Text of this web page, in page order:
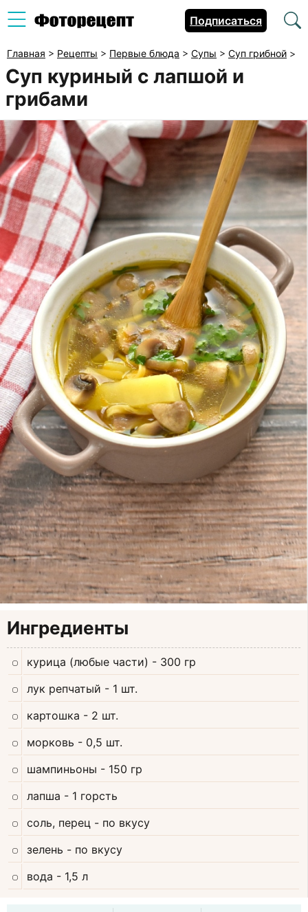
Подписаться
Главная > Рецепты > Первые блюда > Супы > Суп грибной >
Суп куриный с лапшой и
грибами
Ингредиенты
курица (любые части) - 300 гр
лук репчатый - 1 шт.
картошка - 2 шт.
морковь - 0,5 шт.
шампиньоны - 150 гр
лапша - 1 горсть
соль, перец - по вкусу
зелень - по вкусу
вода - 1,5 л